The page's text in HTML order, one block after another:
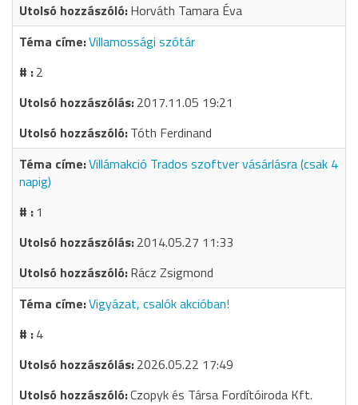
Horváth Tamara Éva
Villamossági szótár
2
2017.11.05 19:21
Tóth Ferdinand
Villámakció Trados szoftver vásárlásra (csak 4
napig)
1
2014.05.27 11:33
Rácz Zsigmond
Vigyázat, csalók akcióban!
4
2026.05.22 17:49
Czopyk és Társa Fordítóiroda Kft.